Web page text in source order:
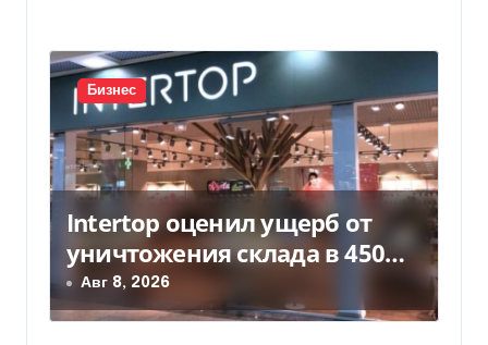
с
я
м
Бизнес
Intertop оценил ущерб от
уничтожения склада в 450
млн грн
Авг 8, 2026